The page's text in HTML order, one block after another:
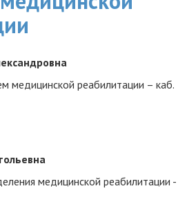
медицинской реабилитации – каб.
медицинской реабилитации -